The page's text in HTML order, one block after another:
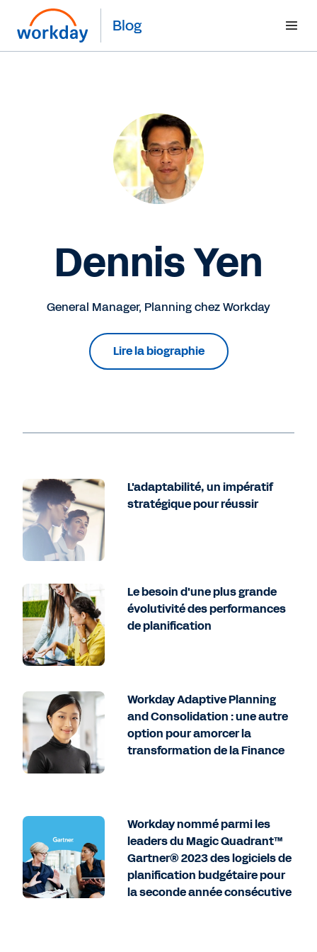
Blog
Dennis Yen
General Manager, Planning chez Workday
Lire la biographie
L'adaptabilité, un impératif
stratégique pour réussir
Le besoin d'une plus grande
évolutivité des performances
de planification
Workday Adaptive Planning
and Consolidation : une autre
option pour amorcer la
transformation de la Finance
Workday nommé parmi les
leaders du Magic Quadrant™
Gartner® 2023 des logiciels de
planification budgétaire pour
la seconde année consécutive